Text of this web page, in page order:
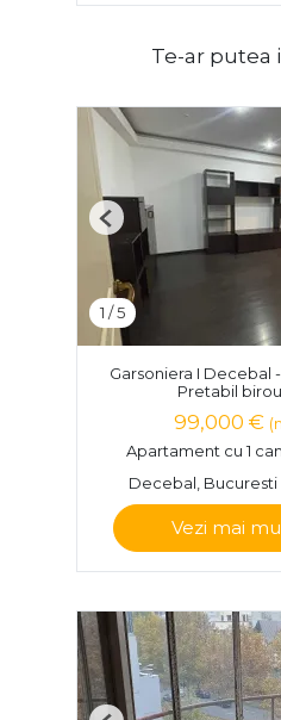
Te-ar putea
1 /5
Previous
Garsoniera I Decebal
Pretabil
99,000 €
Apartament cu 1
Decebal, Bucuresti
Vezi mai